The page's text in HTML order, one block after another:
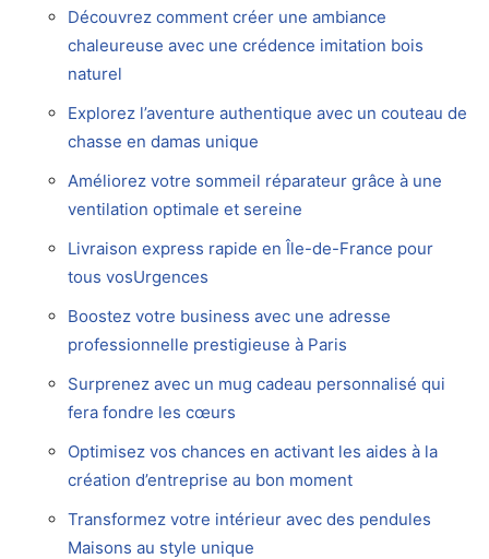
Découvrez comment créer une ambiance
chaleureuse avec une crédence imitation bois
naturel
Explorez l’aventure authentique avec un couteau de
chasse en damas unique
Améliorez votre sommeil réparateur grâce à une
ventilation optimale et sereine
Livraison express rapide en Île-de-France pour
tous vosUrgences
Boostez votre business avec une adresse
professionnelle prestigieuse à Paris
Surprenez avec un mug cadeau personnalisé qui
fera fondre les cœurs
Optimisez vos chances en activant les aides à la
création d’entreprise au bon moment
Transformez votre intérieur avec des pendules
Maisons au style unique